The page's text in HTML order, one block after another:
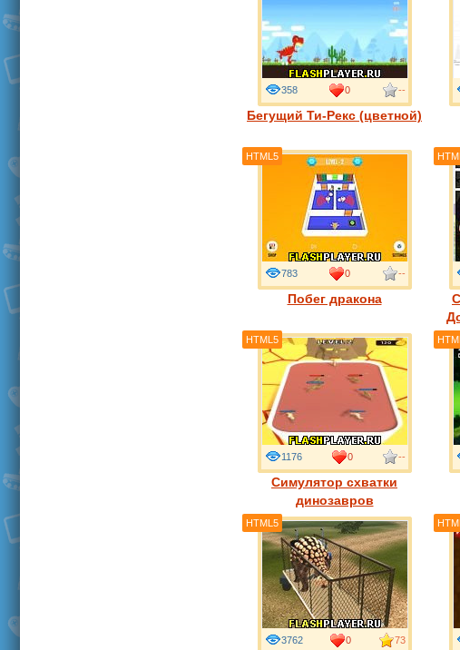
Бегущий Ти-Рекс (цветной)
358 0 --
Побег дракона
783 0 --
HTML5
Симулятор схватки
динозавров
1176 0 --
HTML5
3762 0 73
HTML5